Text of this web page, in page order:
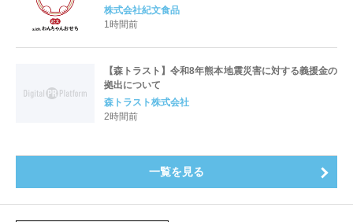
ふく-」』
株式会社紀文食品
1時間前
【森トラスト】令和8年熊本地震災害に対する義援金の
拠出について
森トラスト株式会社
2時間前
一覧を見る